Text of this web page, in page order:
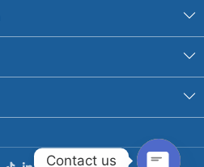
Contact us